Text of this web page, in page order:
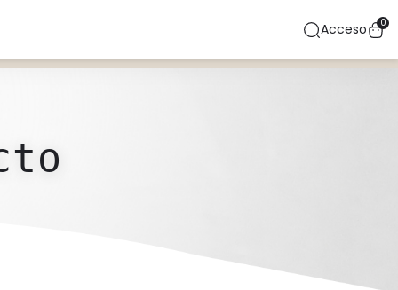
Acceso 0